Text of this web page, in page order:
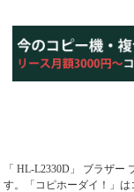
「 HL-L2330D」 ブラザー
す。「コピホーダイ！」